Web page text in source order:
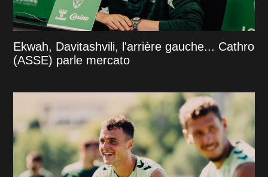
Ekwah, Davitashvili, l'arrière gauche... Cathro
(ASSE) parle mercato